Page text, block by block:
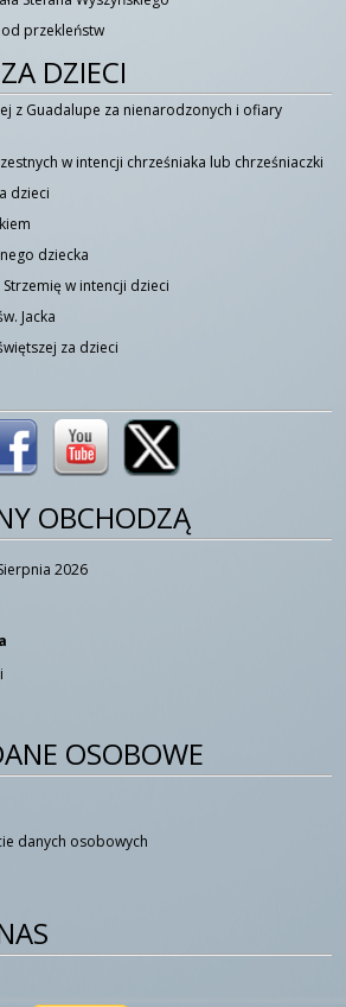
przekleństw
DZIECI
z Guadalupe za nienarodzonych i ofiary
w intencji chrześniaka lub chrześniaczki
dzieci
dziecka
w intencji dzieci
Jacka
za dzieci
OBCHODZĄ
2026
OSOBOWE
danych osobowych